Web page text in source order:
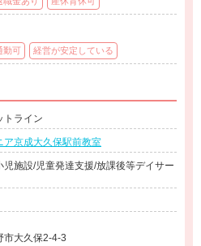
勤可 経営が安定している
トライン
ア京成大久保駅前教室
児施設/児童発達支援/放課後等デイサー
市大久保2-4-3